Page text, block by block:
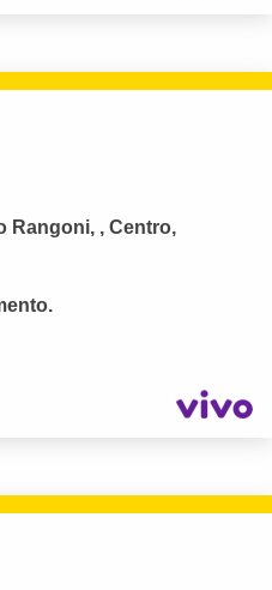
Rangoni, , Centro,